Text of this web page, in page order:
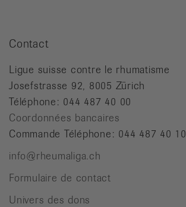
Contact
Ligue suisse contre le rhumatisme
Josefstrasse 92, 8005 Zürich
Téléphone: 044 487 40 00
Coordonnées bancaires
Commande Téléphone: 044 487 40 10
info@rheumaliga.ch
Formulaire de contact
Univers des dons